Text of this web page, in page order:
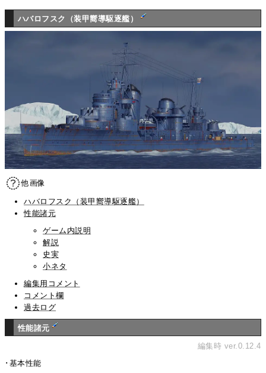
ハバロフスク（装甲嚮導駆逐艦）
他画像
ハバロフスク（装甲嚮導駆逐艦）
性能諸元
ゲーム内説明
解説
史実
小ネタ
編集用コメント
コメント欄
過去ログ
性能諸元
編集時 ver.0.12.4
･基本性能